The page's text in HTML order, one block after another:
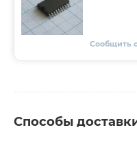
Сообщить
Способы